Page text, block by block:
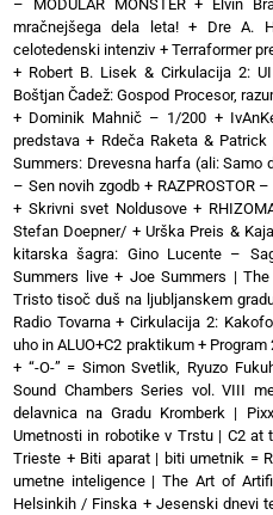
– MODULAR MONSTER+
Elvin
mračnejšega dela leta!+ Dre A.
celotedenski intenziv +Terraformer
+ Robert B. Lisek & Cirkulacija 2:
Boštjan Čadež: Gospod Procesor,
+ Dominik Mahnič – 1/200 +
predstava + Rdeča Raketa &
Summers: Drevesna harfa (ali: Samo
– Sen novih zgodb + RAZPROSTOR
+ Skrivni svet Noldusove+
Stefan Doepner/ +Urška Preis &
kitarska šagra: Gino Lucente –
Summers live+ Joe Summers |
Tristo tisoč duš na ljubljanskem
Radio Tovarna+Cirkulacija 2:
uho in ALUO+C2 praktikum+ Program
+ “-O-” = Simon Svetlik, Ryuzo
Sound Chambers Series vol. VIII
delavnica na Gradu Kromberk |
Umetnosti in robotike v Trstu | C2 at
Trieste + Biti aparat | biti umetnik =
umetne inteligence | The Art of
Helsinkih / Finska + Jesenski dnevi